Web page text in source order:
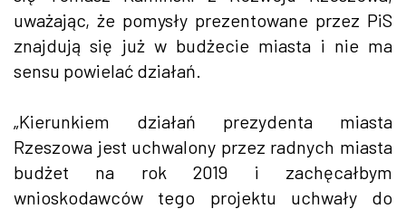
uważając, że pomysły prezentowane przez PiS
znajdują się już w budżecie miasta i nie ma
sensu powielać działań.
„Kierunkiem działań prezydenta miasta
Rzeszowa jest uchwalony przez radnych miasta
budżet na rok 2019 i zachęcałbym
wnioskodawców tego projektu uchwały do